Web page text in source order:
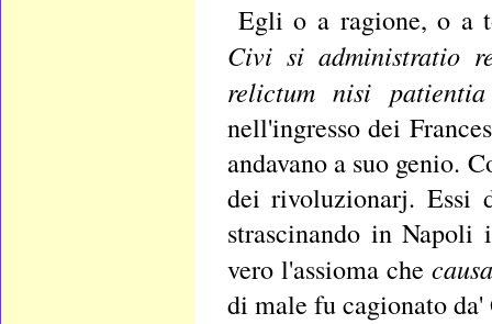
Egli o a ragione, o a
Civi si administratio
relictum nisi
nell'ingresso dei
andavano a suo genio.
dei rivoluzionarj. Essi
strascinando in Napoli
vero l'assioma che
di male fu cagionato